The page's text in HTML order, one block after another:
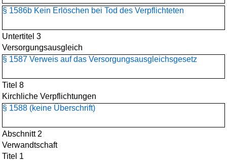
§ 1586b Kein Erlöschen bei Tod des Verpflichteten
Untertitel 3
Versorgungsausgleich
§ 1587 Verweis auf das Versorgungsausgleichsgesetz
Titel 8
Kirchliche Verpflichtungen
§ 1588 (keine Überschrift)
Abschnitt 2
Verwandtschaft
Titel 1